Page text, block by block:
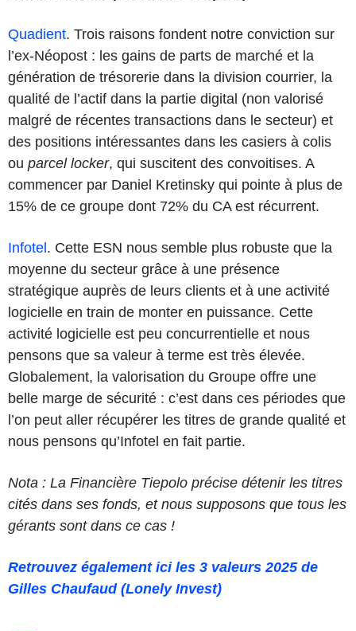
Quadient. Trois raisons fondent notre conviction sur
l’ex-Néopost : les gains de parts de marché et la
génération de trésorerie dans la division courrier, la
qualité de l’actif dans la partie digital (non valorisé
malgré de récentes transactions dans le secteur) et
des positions intéressantes dans les casiers à colis
ou parcel locker, qui suscitent des convoitises. A
commencer par Daniel Kretinsky qui pointe à plus de
15% de ce groupe dont 72% du CA est récurrent.
Infotel. Cette ESN nous semble plus robuste que la
moyenne du secteur grâce à une présence
stratégique auprès de leurs clients et à une activité
logicielle en train de monter en puissance. Cette
activité logicielle est peu concurrentielle et nous
pensons que sa valeur à terme est très élevée.
Globalement, la valorisation du Groupe offre une
belle marge de sécurité : c’est dans ces périodes que
l’on peut aller récupérer les titres de grande qualité et
nous pensons qu’Infotel en fait partie.
Nota : La Financière Tiepolo précise détenir les titres
cités dans ses fonds, et nous supposons que tous les
gérants sont dans ce cas !
Retrouvez également iciles 3 valeurs 2025 de
Gilles Chaufaud (Lonely Invest)